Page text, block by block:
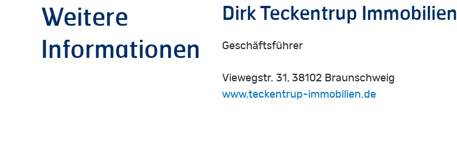
Weitere
Informationen
DirkTeckentrup Immobilien
Geschäftsführer
Viewegstr. 31, 38102 Braunschweig
www.teckentrup-immobilien.de